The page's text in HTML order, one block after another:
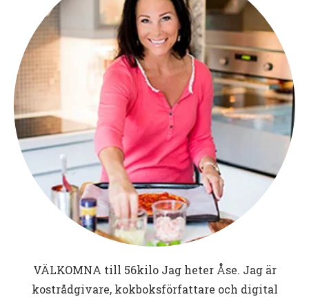
VÄLKOMNA till 56kiloJag heter Åse. Jag är
kostrådgivare, kokboksförfattare och digital